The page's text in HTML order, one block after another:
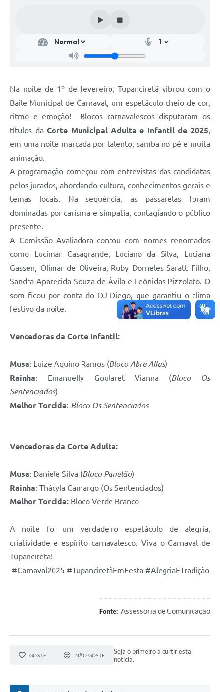
Na noite de 1º de fevereiro, Tupanciretã vibrou com o
Baile Municipal de Carnaval, um espetáculo cheio de cor,
ritmo e emoção! Blocos carnavalescos disputaram os
títulos daCorte Municipal Adulta e Infantil de 2025,
em uma noite marcada por talento, samba no pé e muita
animação.
A programação começou com entrevistas das candidatas
pelos jurados, abordando cultura, conhecimentos gerais e
temas locais. Na sequência, as passarelas foram
dominadas por carisma e simpatia, contagiando o público
presente.
A Comissão Avaliadora contou com nomes renomados
como Lucimar Casagrande, Luciano da Silva, Luciana
Gassen, Olimar de Oliveira, Ruby Dorneles Saratt Filho,
Sandra Aparecida Souza de Ávila e Leônidas Pizzolato. O
som ficou por conta do DJ Diego, que garantiu o clima
festivo da noite.
Vencedoras da Corte Infantil:
Musa: Luize Aquino Ramos (Bloco Abre Allas)
Rainha: Emanuelly Goularet Vianna (Bloco Os
Sentenciados)
Melhor Torcida: Bloco Os Sentenciados
Vencedoras da Corte Adulta:
Musa: Daniele Silva (Bloco Panelão)
Rainha: Thácyla Camargo (Os Sentenciados)
Melhor Torcida: Bloco Verde Branco
A noite foi um verdadeiro espetáculo de alegria,
criatividade e espírito carnavalesco. Viva o Carnaval de
Tupanciretã!
#Carnaval2025 #TupanciretãEmFesta #AlegriaETradição
Fonte: Assessoria de Comunicação
GOSTEI NÃO GOSTEI
Seja o primeiro a curtir esta
notícia.